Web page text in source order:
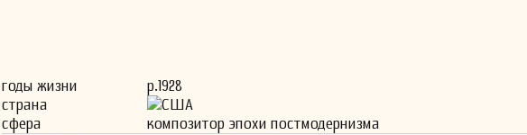
годы жизни
р.1928
страна
США
сфера
композитор эпохи постмодернизма